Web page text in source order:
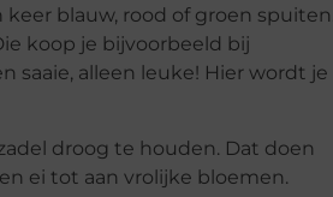
blauw, rood of groen spuiten.
koop je bijvoorbeeld bij
saaie, alleen leuke! Hier wordt je
droog te houden. Dat doen
ei tot aan vrolijke bloemen.